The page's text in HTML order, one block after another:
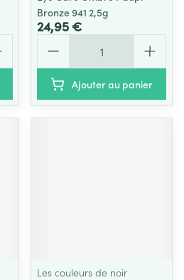
Bronze 941 2,5g
24,95 €
Ajouter au panier
Les couleurs de noir